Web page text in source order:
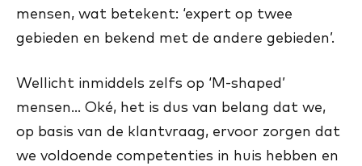
mensen, wat betekent: ‘expert op twee
gebieden en bekend met de andere gebieden’.
Wellicht inmiddels zelfs op ‘M-shaped’
mensen… Oké, het is dus van belang dat we,
op basis van de klantvraag, ervoor zorgen dat
we voldoende competenties in huis hebben en